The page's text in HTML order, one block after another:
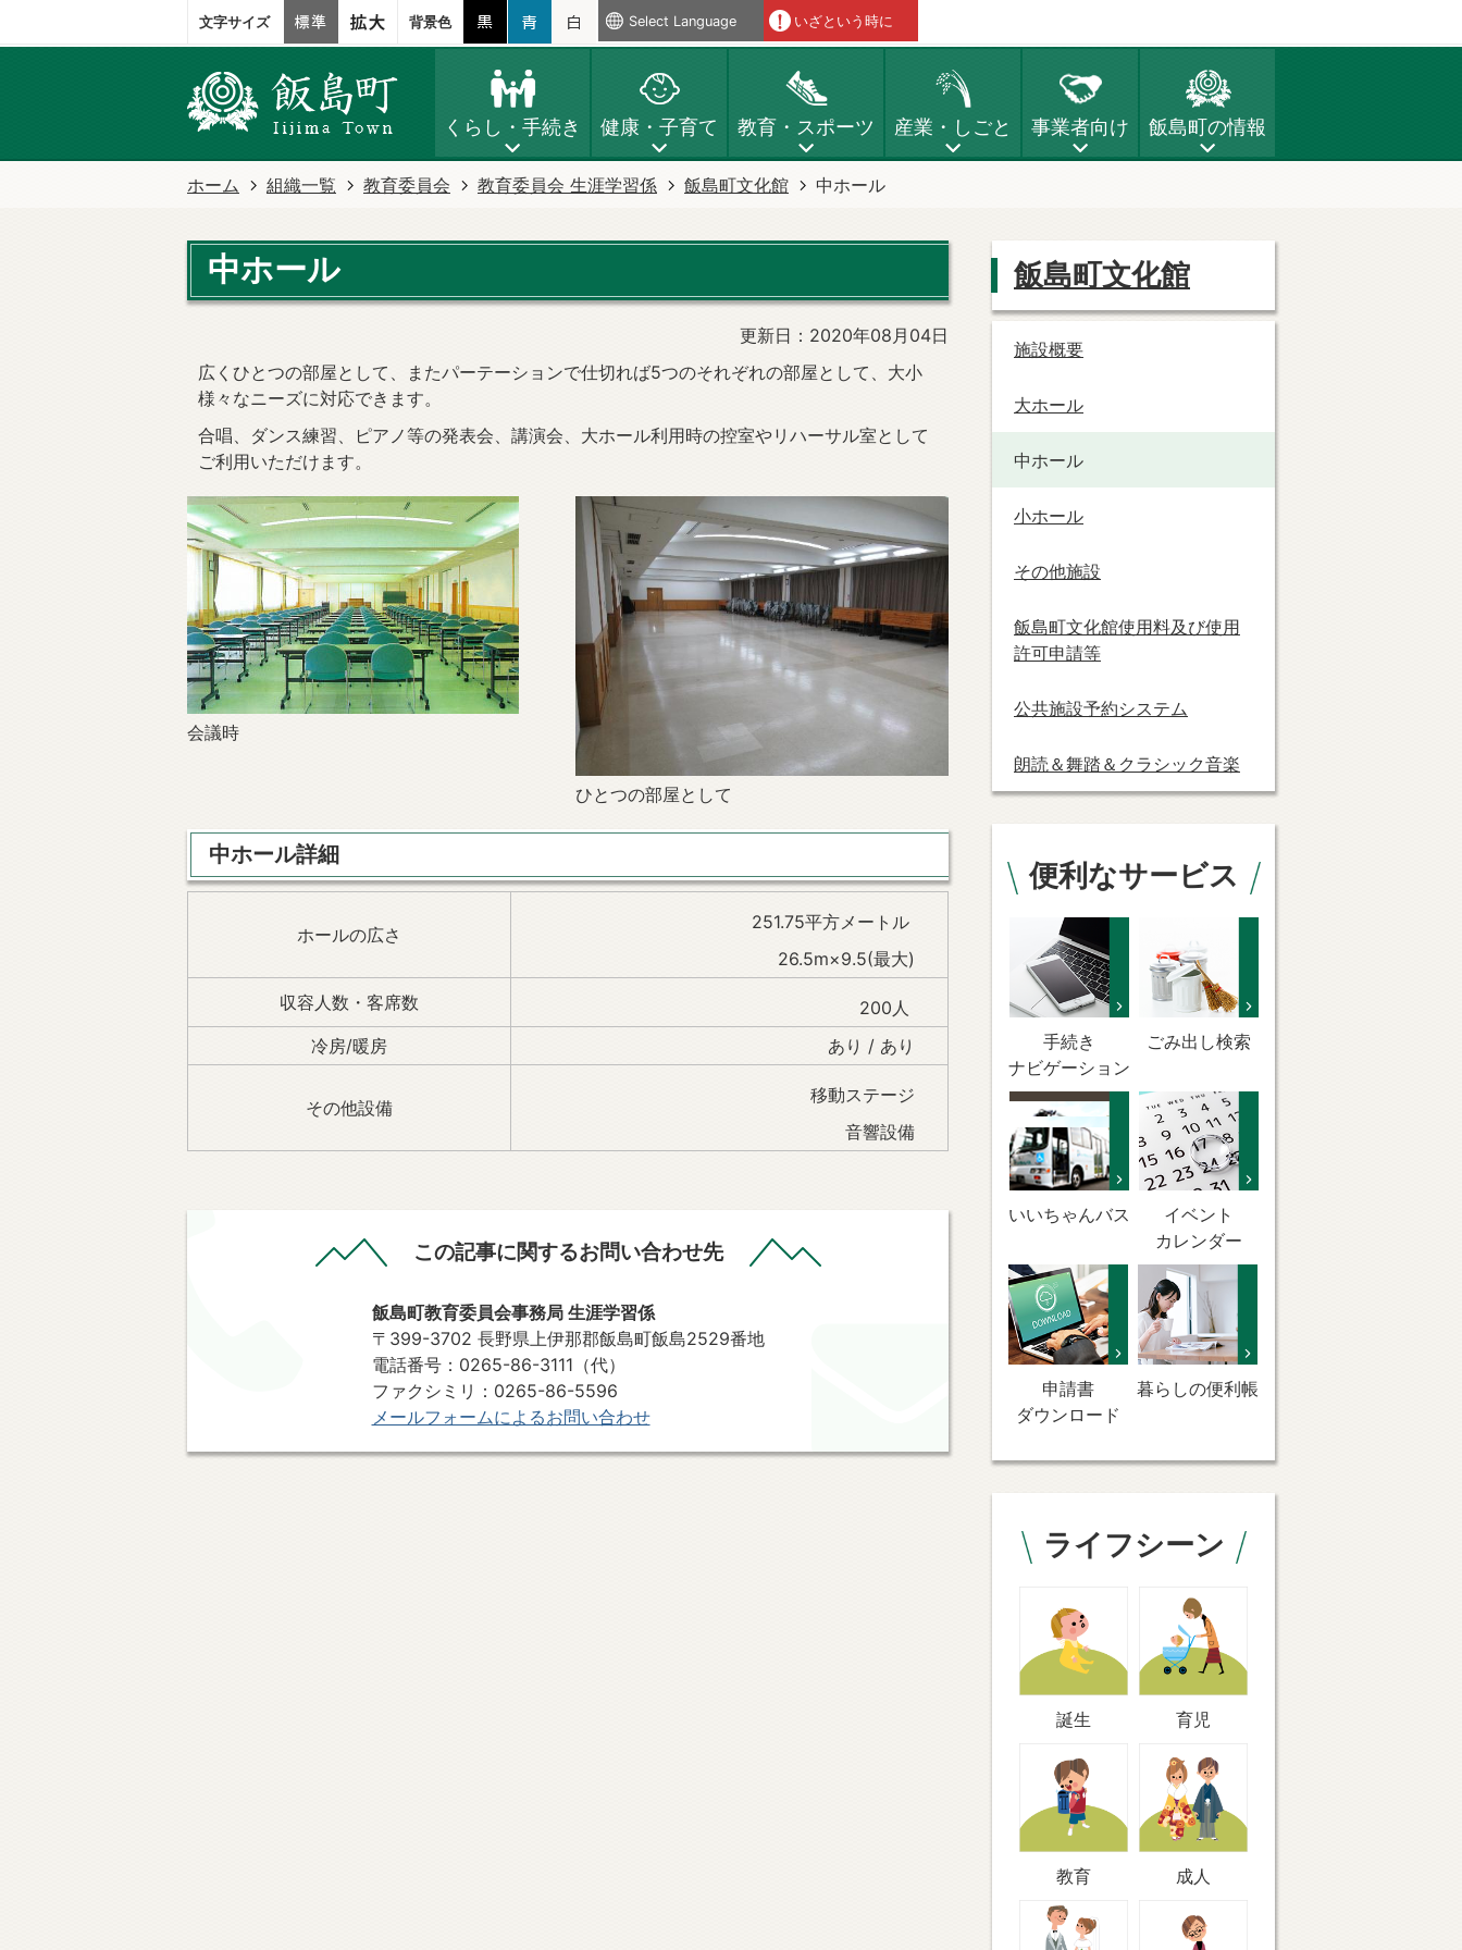
文字サイズ 背景色 Select Language いざという時に
くらし・手続き 健康・子育て 教育・スポーツ 産業・しごと 事業者向け 飯島町の情報
ホーム 組織一覧 教育委員会 教育委員会 生涯学習係 飯島町文化館 中ホール
中ホール
更新日：2020年08月04日
広くひとつの部屋として、またパーテーションで仕切れば5つのそれぞれの部屋として、大小
様々なニーズに対応できます。
合唱、ダンス練習、ピアノ等の発表会、講演会、大ホール利用時の控室やリハーサル室として
ご利用いただけます。
会議時
ひとつの部屋として
中ホール詳細
ホールの広さ
251.75平方メートル
26.5m×9.5(最大)
収容人数・客席数
200人
冷房/暖房
あり / あり
その他設備
移動ステージ
音響設備
この記事に関するお問い合わせ先
飯島町教育委員会事務局 生涯学習係
〒399-3702 長野県上伊那郡飯島町飯島2529番地
電話番号：0265-86-3111（代）
ファクシミリ：0265-86-5596
メールフォームによるお問い合わせ
飯島町文化館
施設概要
大ホール
中ホール
小ホール
その他施設
飯島町文化館使用料及び使用
許可申請等
公共施設予約システム
朗読＆舞踏＆クラシック音楽
便利なサービス
手続き
ナビゲーション
ごみ出し検索
いいちゃんバス
イベント
カレンダー
申請書
ダウンロード
暮らしの便利帳
ライフシーン
誕生 育児
教育 成人